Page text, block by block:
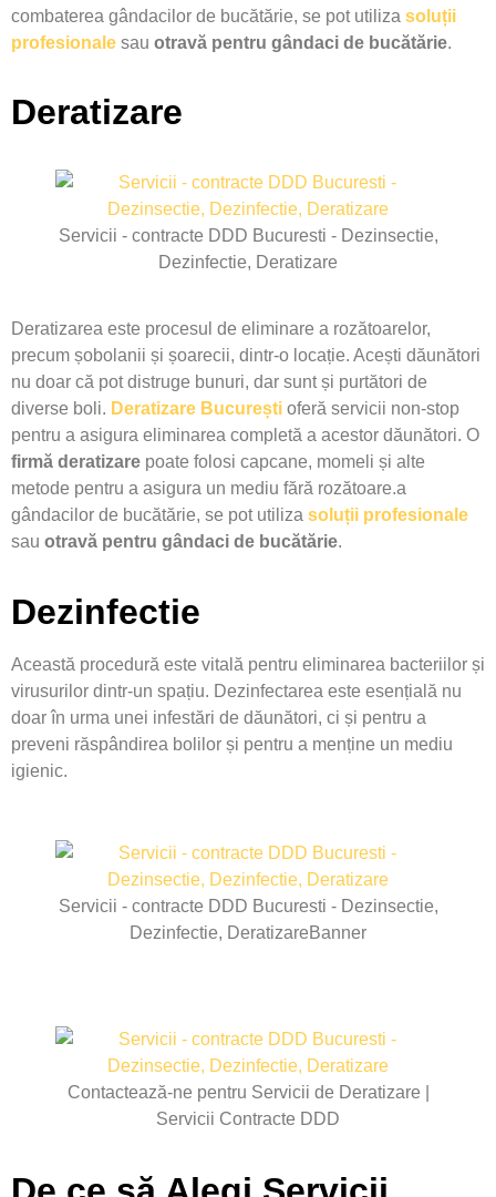
combaterea gândacilor de bucătărie, se pot utiliza soluții
profesionale sau otravă pentru gândaci de bucătărie.
Deratizare
Servicii - contracte DDD Bucuresti - Dezinsectie,
Dezinfectie, Deratizare
Deratizarea este procesul de eliminare a rozătoarelor,
precum șobolanii și șoarecii, dintr-o locație. Acești dăunători
nu doar că pot distruge bunuri, dar sunt și purtători de
diverse boli. Deratizare București oferă servicii non-stop
pentru a asigura eliminarea completă a acestor dăunători. O
firmă deratizare poate folosi capcane, momeli și alte
metode pentru a asigura un mediu fără rozătoare.a
gândacilor de bucătărie, se pot utiliza soluții profesionale
sau otravă pentru gândaci de bucătărie.
Dezinfectie
Această procedură este vitală pentru eliminarea bacteriilor și
virusurilor dintr-un spațiu. Dezinfectarea este esențială nu
doar în urma unei infestări de dăunători, ci și pentru a
preveni răspândirea bolilor și pentru a menține un mediu
igienic.
Servicii - contracte DDD Bucuresti - Dezinsectie,
Dezinfectie, DeratizareBanner
Contactează-ne pentru Servicii de Deratizare |
Servicii Contracte DDD